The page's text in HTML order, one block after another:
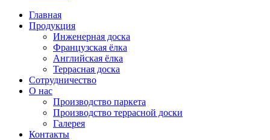
Главная
Продукция
Инженерная доска
Французская ёлка
Английская ёлка
Террасная доска
Сотрудничество
О нас
Производство паркета
Производство террасной доски
Галерея
Контакты